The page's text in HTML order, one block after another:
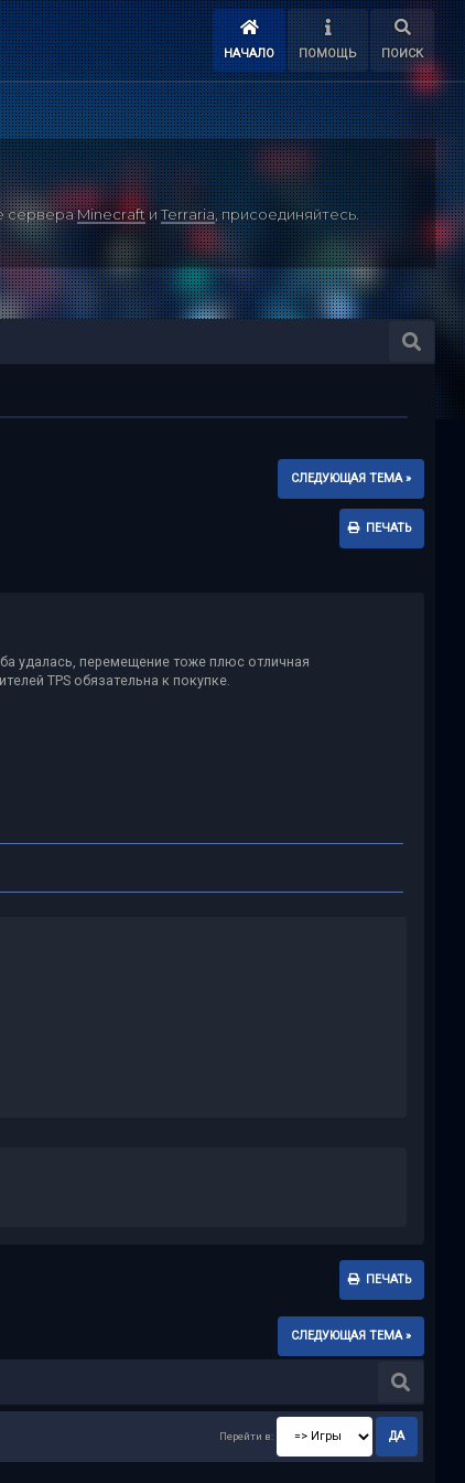
НАЧАЛО ПОМОЩЬ ПОИСК
сервераMinecraftиTerraria, присоединяйтесь.
СЛЕДУЮЩАЯ ТЕМА »
ПЕЧАТЬ
удалась, перемещение тоже плюс отличная
TPS обязательна к покупке.
ПЕЧАТЬ
СЛЕДУЮЩАЯ ТЕМА »
Перейти в: